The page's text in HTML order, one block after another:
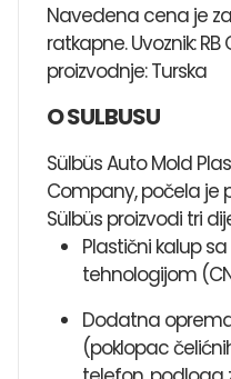
Navedena cena je
ratkapne. Uvoznik:
proizvodnje: Turska
O SULBUSU
Sülbüs Auto Mold
Company, počela je
Sülbüs proizvodi tri
Plastični kalup
tehnologijom
Dodatna
(poklopac